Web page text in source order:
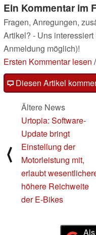
Ein Kommentar im
Fragen, Anregungen,
Artikel? - Uns
Anmeldung möglich)!
Ersten Kommentar lesen /
Diesen Artikel
⟨
Ältere News
Urtopia: Software-
Update bringt
Einstellung der
Motorleistung mit,
erlaubt
höhere Reichweite
der E-Bikes